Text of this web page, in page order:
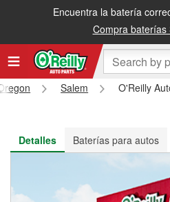
Encuentra la batería
Compra baterías
Recibe tu orden gratis al día
Salem
O'Reilly
Detalles
Baterías para autos